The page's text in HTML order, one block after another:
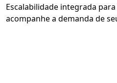
Escalabilidade integrada
acompanhe a demanda de